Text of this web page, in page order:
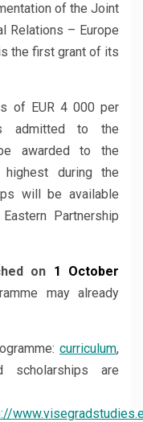
of the Joint
Relations – Europe
the first grant of its
of EUR 4 000 per
admitted to the
awarded to the
during the
will be available
Partnership
on 1 October
may already
curriculum,
scholarships are